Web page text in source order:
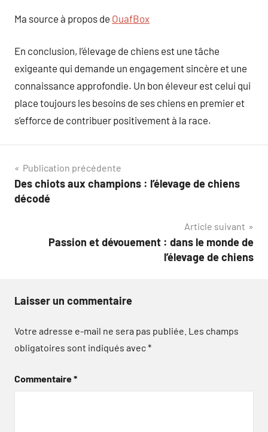
Ma source à propos de OuafBox
En conclusion, l’élevage de chiens est une tâche
exigeante qui demande un engagement sincère et une
connaissance approfondie. Un bon éleveur est celui qui
place toujours les besoins de ses chiens en premier et
s’efforce de contribuer positivement à la race.
Navigation
de
Publication précédente
Des chiots aux champions : l’élevage de chiens
décodé
Article suivant
Passion et dévouement : dans le monde de
l’élevage de chiens
Laisser un commentaire
Votre adresse e-mail ne sera pas publiée. Les champs
obligatoires sont indiqués avec*
Commentaire*